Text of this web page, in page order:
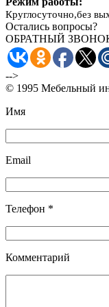
Круглосуточно,без
Остались вопросы?
ОБРАТНЫЙ
-->
© 1995 Мебельный
Имя
Email
Телефон *
Комментарий